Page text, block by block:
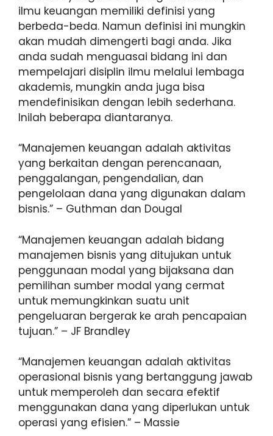
ilmu keuangan memiliki definisi yang
berbeda-beda. Namun definisi ini mungkin
akan mudah dimengerti bagi anda. Jika
anda sudah menguasai bidang ini dan
mempelajari disiplin ilmu melalui lembaga
akademis, mungkin anda juga bisa
mendefinisikan dengan lebih sederhana.
Inilah beberapa diantaranya.
“Manajemen keuangan adalah aktivitas
yang berkaitan dengan perencanaan,
penggalangan, pengendalian, dan
pengelolaan dana yang digunakan dalam
bisnis.” – Guthman dan Dougal
“Manajemen keuangan adalah bidang
manajemen bisnis yang ditujukan untuk
penggunaan modal yang bijaksana dan
pemilihan sumber modal yang cermat
untuk memungkinkan suatu unit
pengeluaran bergerak ke arah pencapaian
tujuan.” – JF Brandley
“Manajemen keuangan adalah aktivitas
operasional bisnis yang bertanggung jawab
untuk memperoleh dan secara efektif
menggunakan dana yang diperlukan untuk
operasi yang efisien.” – Massie